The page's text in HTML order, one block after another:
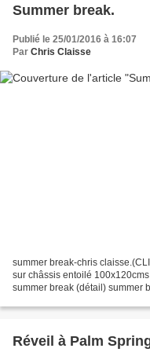
Summer break.
Publié le 25/01/2016 à 16:07
Par Chris Claisse
summer break-chris
sur châssis entoilé
summer break (détail) summer
Réveil à Palm